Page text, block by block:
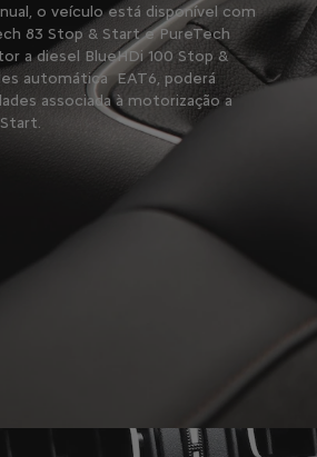
o veículo está disponível com
83 Stop & Start e PureTech
a diesel BlueHDi 100 Stop &
automática EAT6, poderá
associada à motorização a